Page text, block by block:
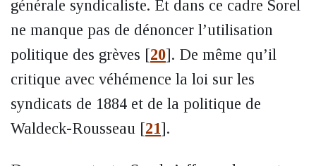
générale syndicaliste. Et dans ce cadre Sorel
ne manque pas de dénoncer l’utilisation
politique des grèves [20]. De même qu’il
critique avec véhémence la loi sur les
syndicats de 1884 et de la politique de
Waldeck-Rousseau [21].